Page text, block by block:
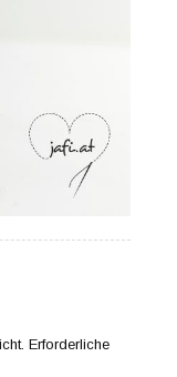
Erforderliche